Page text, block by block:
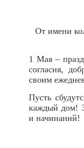
От имени
1 Мая –
согласия,
своим
Пусть
каждый дом!
и начинаний!